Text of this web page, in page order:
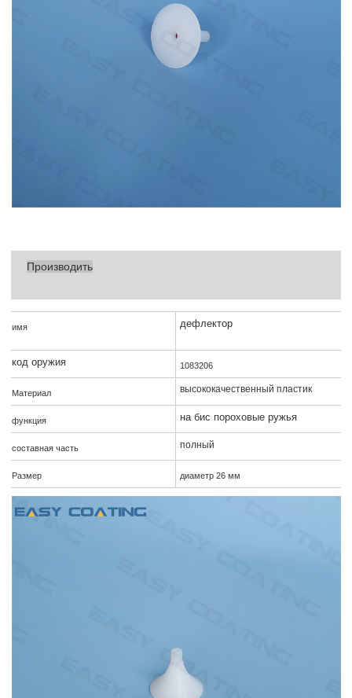
Производить
имя дефлектор
код оружия 1083206
Материал высококачественный пластик
функция на бис пороховые ружья
составная часть полный
Размер диаметр 26 мм